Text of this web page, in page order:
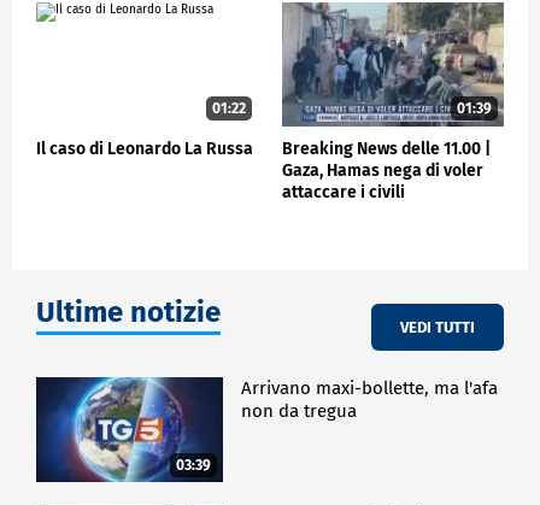
POLITICA
01:22
Il caso di Leonardo La Russa
01:39
Breaking News delle 11.00 |
Gaza, Hamas nega di voler
attaccare i civili
Ultime notizie VEDI TUTTI
03:39
Arrivano maxi-bollette, ma l'afa
non da tregua